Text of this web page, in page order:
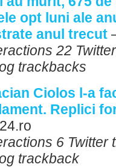
opt luni ale
anul trecut
22
trackbacks
Ciolos l-a
Replici
6 Twitter
trackback